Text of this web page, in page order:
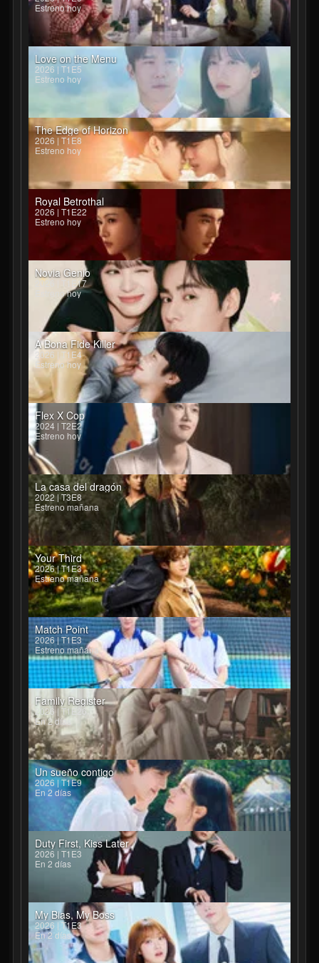
Estreno hoy
Love on the Menu
2026 | T1E5
Estreno hoy
The Edge of Horizon
2026 | T1E8
Estreno hoy
Royal Betrothal
2026 | T1E22
Estreno hoy
Novia Genio
2026 | T1E17
Estreno hoy
A Bona Fide Killer
2026 | T1E4
Estreno hoy
Flex X Cop
2024 | T2E2
Estreno hoy
La casa del dragón
2022 | T3E8
Estreno mañana
Your Third
2026 | T1E3
Estreno mañana
Match Point
2026 | T1E3
Estreno mañana
Family Register
2026 | T1E26
En 2 días
Un sueño contigo
2026 | T1E9
En 2 días
Duty First, Kiss Later
2026 | T1E3
En 2 días
My Bias, My Boss
2026 | T1E3
En 2 días